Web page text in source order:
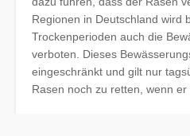
Regionen in Deutschland wird
Trockenperioden auch die
verboten. Dieses
eingeschränkt und gilt nur
Rasen noch zu retten, wenn er